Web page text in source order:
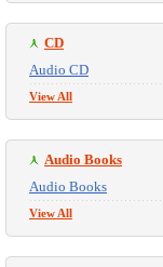
CD
Audio CD
View All
Audio Books
Audio Books
View All